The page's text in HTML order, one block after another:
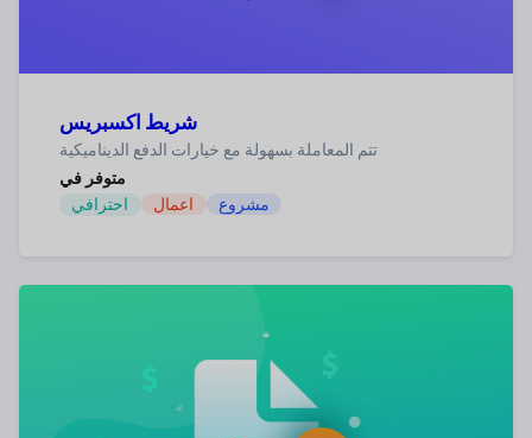
شريط اكسبريس
تتم المعاملة بسهولة مع خيارات الدفع الديناميكية
متوفر في
احترافي
اعمال مشروع